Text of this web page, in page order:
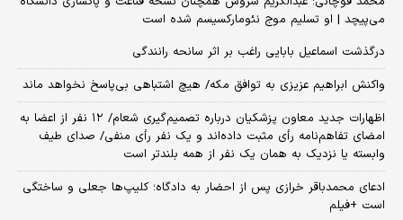
می‌پیچد | او تسلیم موج نئومارکسیسم شده است
درگذشت اسماعیل بابایی راغب بر اثر سانحه رانندگی
واکنش ابراهیم عزیزی به توافق مکه/ هیچ اشتباهی بی‌پاسخ نخواهد ماند
اظهارات جدید معاون پزشکیان درباره تصمیم‌گیری شعام/ ۱۲ نفر از اعضا به
امضای تفاهم‌نامه رأی مثبت داده‌اند و یک نفر رأی منفی/ صدای طیف
وابسته یا نزدیک به همان یک نفر از همه بلندتر است
ادعای محمدباقر خرازی پس از احضار به دادگاه؛ کلیپ‌ها جعلی و ساختگی
است +فیلم